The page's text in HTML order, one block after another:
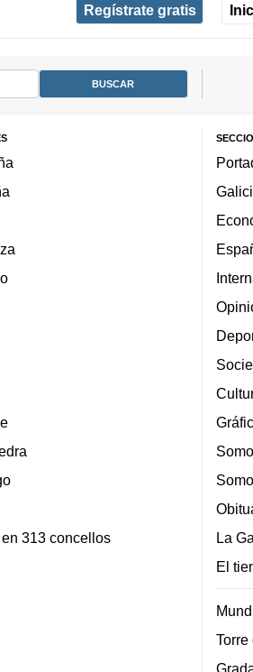
Regístrate gratis
313 concellos
La
El
Torre